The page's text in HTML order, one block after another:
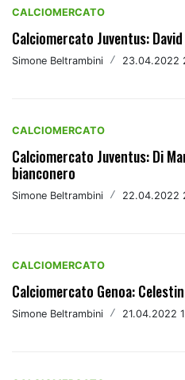
CALCIOMERCATO
Calciomercato Juventus:
Simone Beltrambini / 23.04.2022
CALCIOMERCATO
Calciomercato Juventus: Di
bianconero
Simone Beltrambini / 22.04.2022
CALCIOMERCATO
Calciomercato Genoa:
Simone Beltrambini / 21.04.2022